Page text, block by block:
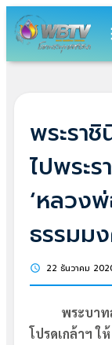
พระรา
ไปพระ
‘หลวง
ธรรมม
schedule 22 ธันวาคม
พระบาทสม
โปรดเกล้าฯ ใ